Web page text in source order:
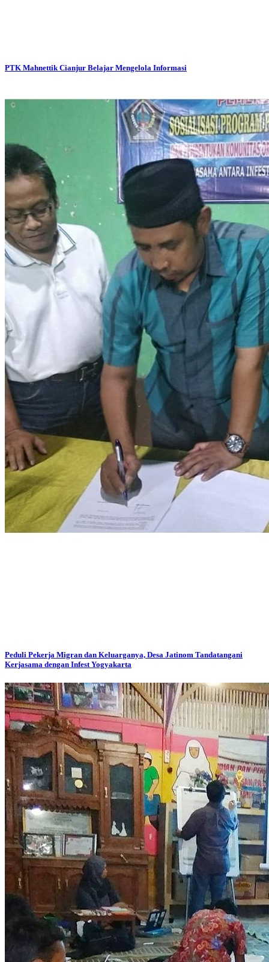
PTK Mahnettik Cianjur Belajar Mengelola Informasi
Peduli Pekerja Migran dan Keluarganya, Desa Jatinom Tandatangani
Kerjasama dengan Infest Yogyakarta